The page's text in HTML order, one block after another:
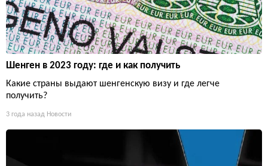
Шенген в 2023 году: где и как получить
Какие страны выдают шенгенскую визу и где легче
получить?
3 года назад Новости